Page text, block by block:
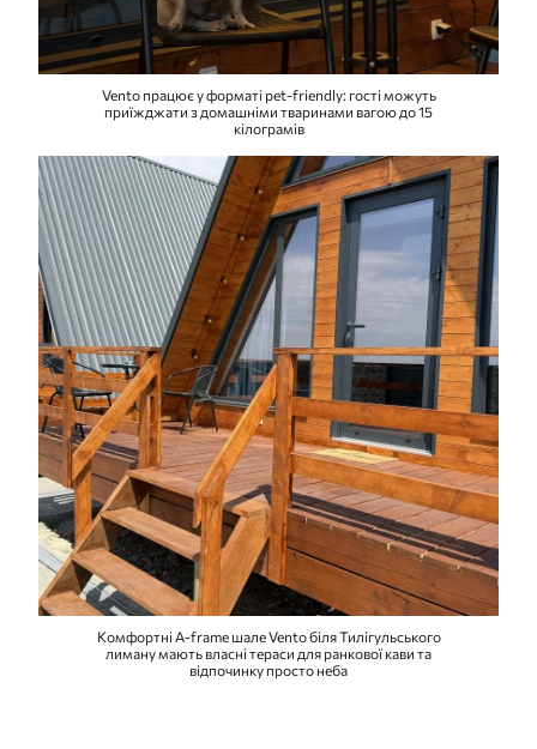
Vento працює у форматі pet-friendly: гості можуть
приїжджати з домашніми тваринами вагою до 15
кілограмів
Комфортні A-frame шале Vento біля Тилігульського
лиману мають власні тераси для ранкової кави та
відпочинку просто неба